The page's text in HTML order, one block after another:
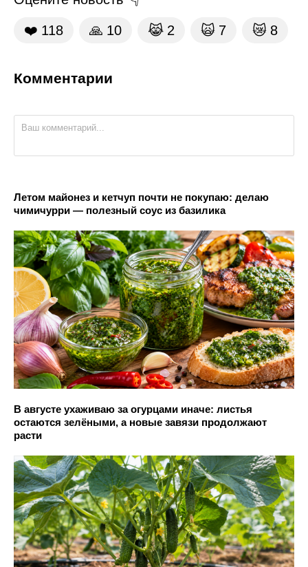
❤️ 118 🙏 10 😹 2 🙀 7 😿 8
Комментарии
Летом майонез и кетчуп почти не покупаю: делаю
чимичурри — полезный соус из базилика
В августе ухаживаю за огурцами иначе: листья
остаются зелёными, а новые завязи продолжают
расти